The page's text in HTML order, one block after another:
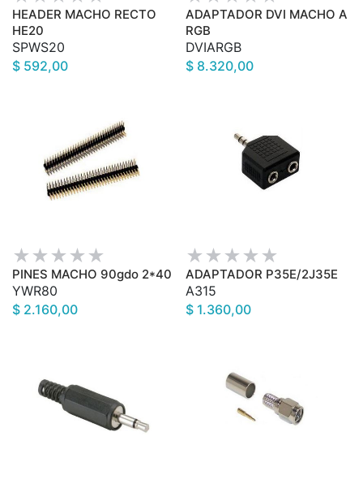
HEADER MACHO RECTO
HE20
SPWS20
$ 592,00
ADAPTADOR DVI MACHO A
RGB
DVIARGB
$ 8.320,00
PINES MACHO 90gdo 2*40
YWR80
$ 2.160,00
ADAPTADOR P35E/2J35E
A315
$ 1.360,00